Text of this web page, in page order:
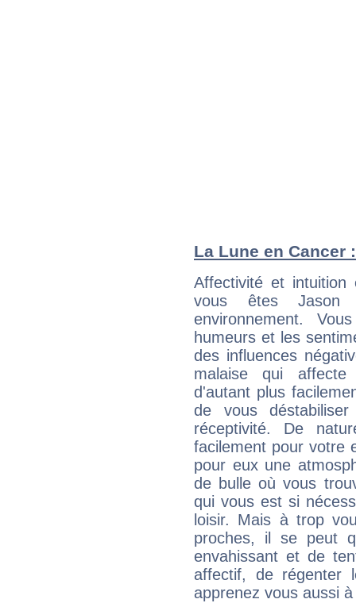
La Lune en Cancer
Affectivité et intuition
vous êtes
environnement.
humeurs et les
des influences
malaise qui
d'autant plus
de vous
réceptivité. De
facilement pour votre
pour eux une
de bulle où vous
qui vous est si
loisir. Mais à trop
proches, il se peut
envahissant et de
affectif, de régenter
apprenez vous aussi